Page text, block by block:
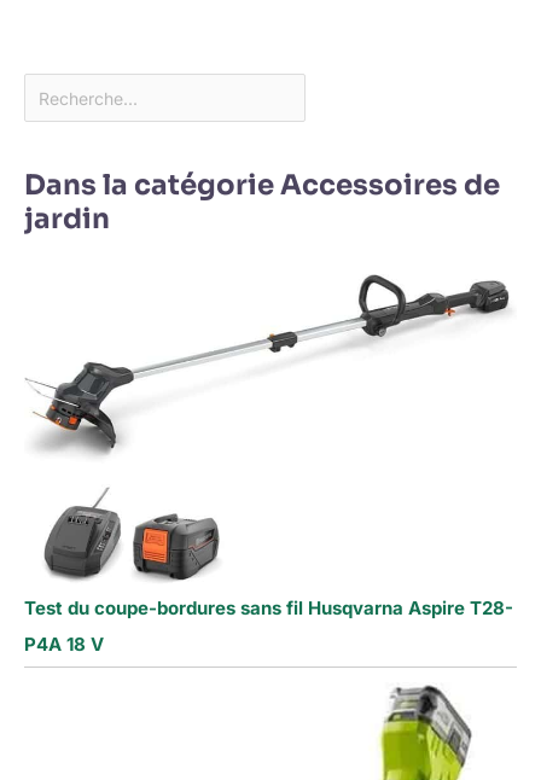
Dans la catégorie Accessoires de
jardin
Test du coupe-bordures sans fil Husqvarna Aspire T28-
P4A 18 V